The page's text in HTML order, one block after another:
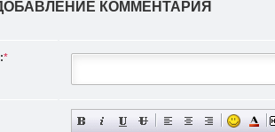
КОММЕНТАРИЯ
*